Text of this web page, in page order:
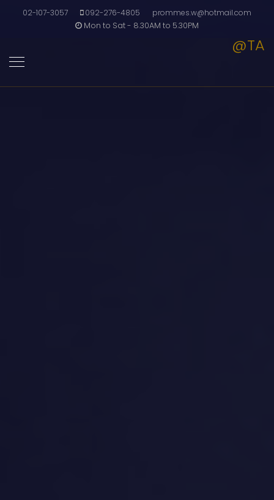
02-107-3057 092-276-4805
prommes.w@hotmail.com
Mon to Sat - 8.30AM to 5.30PM
@TA